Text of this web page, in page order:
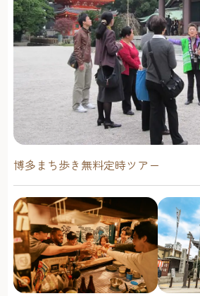
博多まち歩き無料定時ツアー